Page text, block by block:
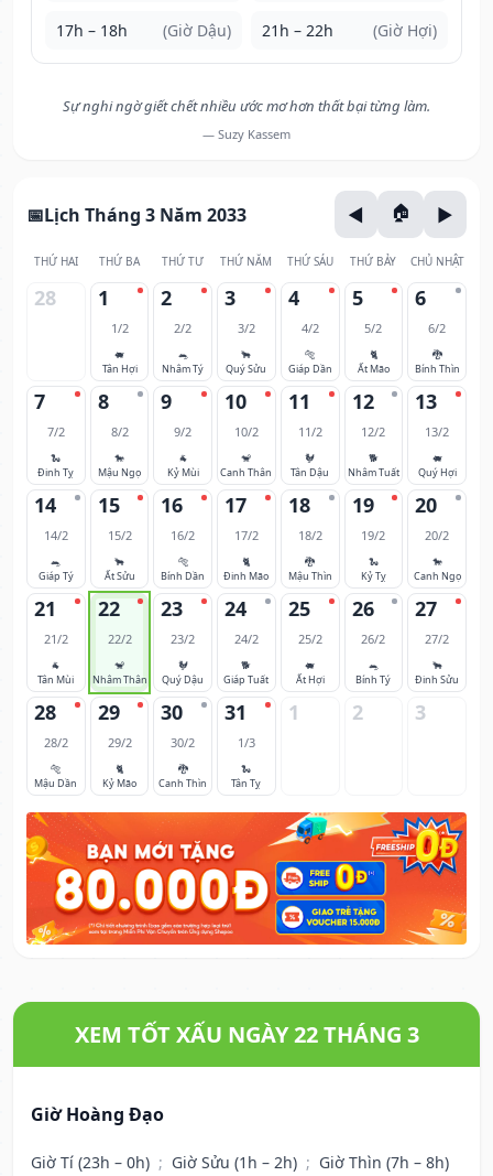
17h – 18h (Giờ Dậu) 21h – 22h (Giờ Hợi)
Sự nghi ngờ giết chết nhiều ước mơ hơn thất bại từng làm.
— Suzy Kassem
Lịch Tháng 3 Năm 2033
THỨ HAI THỨ BA THỨ TƯ THỨ NĂM THỨ SÁU THỨ BẢY CHỦ NHẬT
28 1
1/2
🐖
Tân Hợi
2
2/2
🐀
Nhâm Tý
3
3/2
🐂
Quý Sửu
4
4/2
🐅
Giáp Dần
5
5/2
🐈
Ất Mão
6
6/2
🐉
Bính Thìn
7
7/2
🐍
Đinh Tỵ
8
8/2
🐎
Mậu Ngọ
9
9/2
🐐
Kỷ Mùi
10
10/2
🐒
Canh Thân
11
11/2
🐓
Tân Dậu
12
12/2
🐕
Nhâm Tuất
13
13/2
🐖
Quý Hợi
14
14/2
🐀
Giáp Tý
15
15/2
🐂
Ất Sửu
16
16/2
🐅
Bính Dần
17
17/2
🐈
Đinh Mão
18
18/2
🐉
Mậu Thìn
19
19/2
🐍
Kỷ Tỵ
20
20/2
🐎
Canh Ngọ
21
21/2
🐐
Tân Mùi
22
22/2
🐒
Nhâm Thân
23
23/2
🐓
Quý Dậu
24
24/2
🐕
Giáp Tuất
25
25/2
🐖
Ất Hợi
26
26/2
🐀
Bính Tý
27
27/2
🐂
Đinh Sửu
28
28/2
🐅
Mậu Dần
29
29/2
🐈
Kỷ Mão
30
30/2
🐉
Canh Thìn
31
1/3
🐍
Tân Tỵ
1 2 3
XEM TỐT XẤU NGÀY 22 THÁNG 3
Giờ Hoàng Đạo
Giờ Tí (23h – 0h) ; Giờ Sửu (1h – 2h) ; Giờ Thìn (7h – 8h)